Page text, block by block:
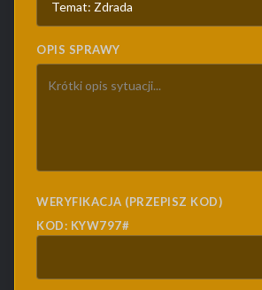
OPIS SPRAWY
WERYFIKACJA (PRZEPISZ KOD)
KOD: KYW797#